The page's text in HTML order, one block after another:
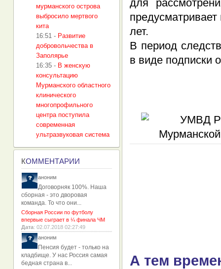
для
лет.
В период
в виде подписки
А тем
мурманского острова
выбросило мертвого
кита
16:51 - Развитие
добровольчества в
Заполярье
16:35 - В женскую
консультацию
Мурманского областного
клинического
многопрофильного
центра поступила
современная
ультразвуковая система
КОММЕНТАРИИ
аноним
Договорняк 100%. Наша
сборная - это дворовая
команда. То что они...
Сборная России по футболу
впервые сыграет в ¼ финала ЧМ
Дата: 02.07.2018 02:27:49
аноним
Пенсия будет - только на
кладбище. У нас Россия самая
бедная страна в...